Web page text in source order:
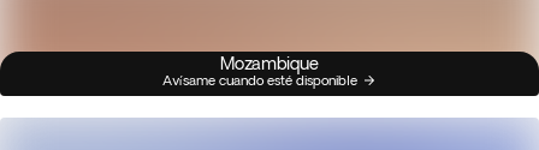
Mozambique
Avísame cuando esté disponible